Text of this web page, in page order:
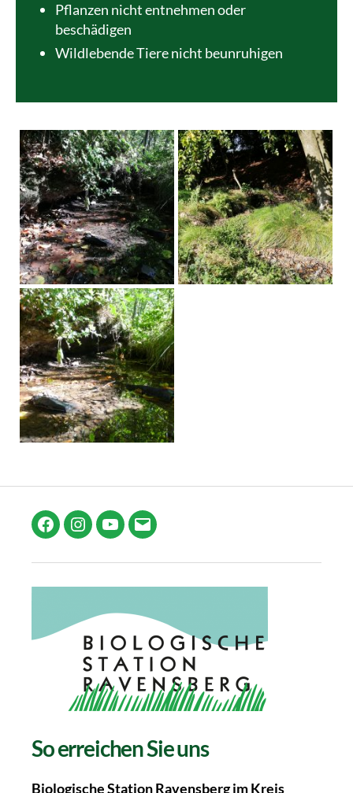
Pflanzen nicht entnehmen oder
beschädigen
Wildlebende Tiere nicht beunruhigen
FacebookInstagram
YouTube
E-
So erreichen Sie uns
Biologische Station Ravensberg im Kreis